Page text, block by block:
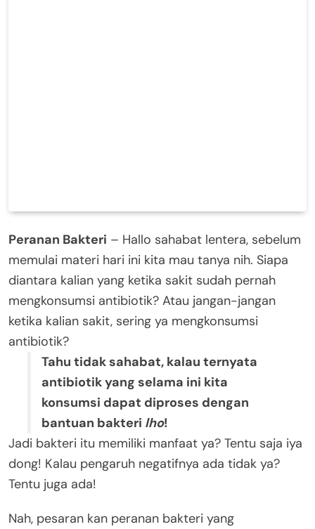
Peranan Bakteri – Hallo sahabat lentera, sebelum
memulai materi hari ini kita mau tanya nih. Siapa
diantara kalian yang ketika sakit sudah pernah
mengkonsumsi antibiotik? Atau jangan-jangan
ketika kalian sakit, sering ya mengkonsumsi
antibiotik?
Tahu tidak sahabat, kalau ternyata
antibiotik yang selama ini kita
konsumsi dapat diproses dengan
bantuan bakteri lho!
Jadi bakteri itu memiliki manfaat ya? Tentu saja iya
dong! Kalau pengaruh negatifnya ada tidak ya?
Tentu juga ada!
Nah, pesaran kan peranan bakteri yang